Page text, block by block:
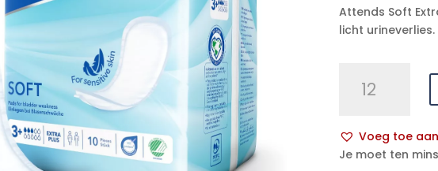
Attends Soft
licht urineverlies.
Plus
aantal
Voeg toe
A
Je moet ten